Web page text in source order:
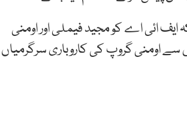
ائی اے کو مجید فیملی اور اومنی
سے اومنی گروپ کی کاروباری سرگرمیاں